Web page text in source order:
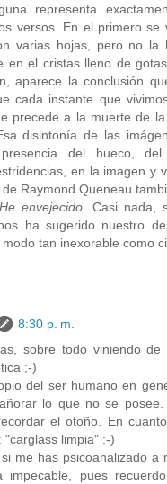
representa
versos. En el primero se
varias hojas, pero no la
en el cristas lleno de
aparece la conclusión
cada instante que
precede a la muerte de
disintonía de las
del hueco,
en la imagen y
Raymond Queneau
He envejecido . Casi nada,
ha sugerido nuestro
tan inexorable como
8:30 p. m.
sobre todo viniendo
;-)
del ser humano en
lo que no se
el otoño. En
"carglass limpia" :-)
me has psicoanalizado a
impecable, pues